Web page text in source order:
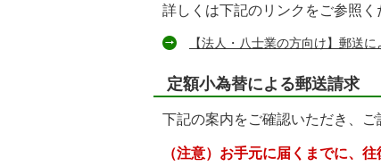
詳しくは下記のリンクをご参照く
【法人・八士業の方向け】郵送
定額小為替による郵送請求
下記の案内をご確認いただき、ご
（注意）お手元に届くまでに、